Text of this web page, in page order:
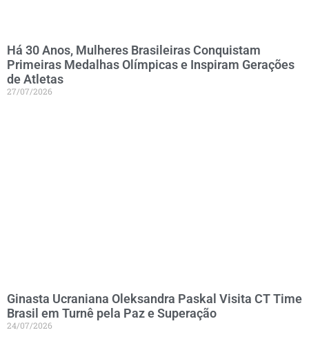
Há 30 Anos, Mulheres Brasileiras Conquistam
Primeiras Medalhas Olímpicas e Inspiram Gerações
de Atletas
27/07/2026
Ginasta Ucraniana Oleksandra Paskal Visita CT Time
Brasil em Turnê pela Paz e Superação
24/07/2026